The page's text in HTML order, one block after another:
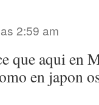
2:59 am
aqui en
en japon